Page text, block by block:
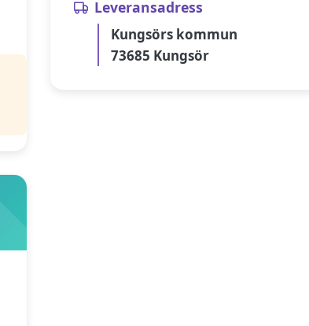
Leveransadress
Kungsörs kommun
73685 Kungsör